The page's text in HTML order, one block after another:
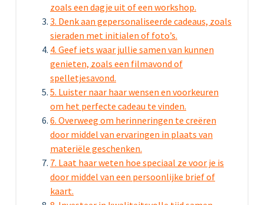
zoals een dagje uit of een workshop.
3. Denk aan gepersonaliseerde cadeaus, zoals
sieraden met initialen of foto’s.
4. Geef iets waar jullie samen van kunnen
genieten, zoals een filmavond of
spelletjesavond.
5. Luister naar haar wensen en voorkeuren
om het perfecte cadeau te vinden.
6. Overweeg om herinneringen te creëren
door middel van ervaringen in plaats van
materiële geschenken.
7. Laat haar weten hoe speciaal ze voor je is
door middel van een persoonlijke brief of
kaart.